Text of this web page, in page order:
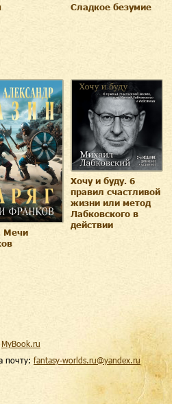
Сладкое безумие
Мечи
Хочу и буду. 6
правил счастливой
жизни или метод
Лабковского в
действии
почту: fantasy-worlds.ru@yandex.ru
MyBook.ru